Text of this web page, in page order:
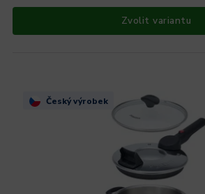
Zvolit variantu
Český výrobek